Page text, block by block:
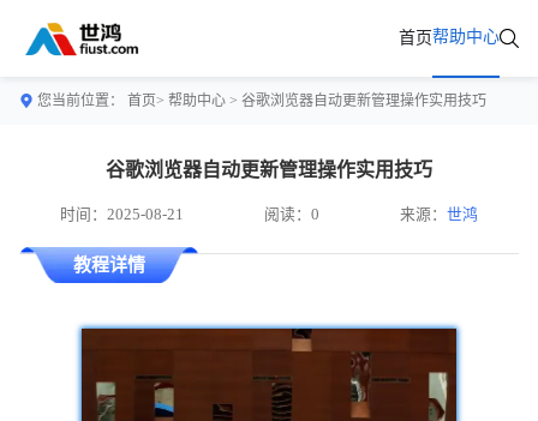
首页帮助中心
您当前位置： 首页> 帮助中心 > 谷歌浏览器自动更新管理操作实用技巧
谷歌浏览器自动更新管理操作实用技巧
时间：2025-08-21 阅读：0 来源：世鸿
教程详情